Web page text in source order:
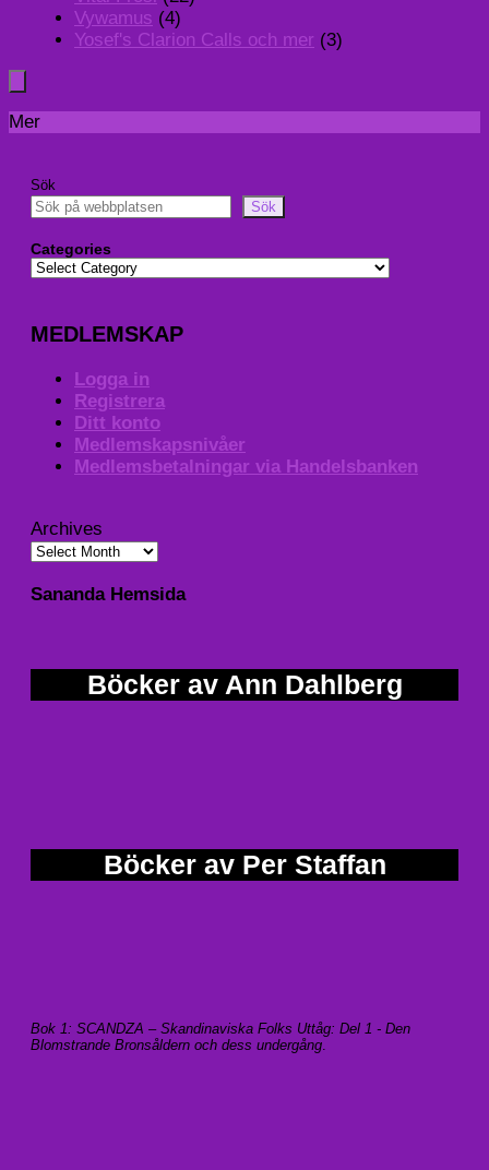
Vywamus (4)
Yosef's Clarion Calls och mer (3)
Mer
Sök
Sök
Categories
MEDLEMSKAP
Logga in
Registrera
Ditt konto
Medlemskapsnivåer
Medlemsbetalningar via Handelsbanken
Archives
Sananda Hemsida
Böcker av Ann Dahlberg
Böcker av Per Staffan
Bok 1: SCANDZA – Skandinaviska Folks Uttåg: Del 1 - Den
Blomstrande Bronsåldern och dess undergång.